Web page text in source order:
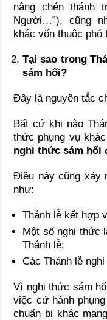
nâng chén thánh
Người…”), cũng
khác vốn thuộc phó
Tại sao trong
sám hối?
Đây là nguyên tắc
Bất cứ khi nào
thức phụng vụ
nghi thức sám hối
Điều này cũng xảy
như:
Thánh lễ kết hợp
Một số nghi thức
Thánh lễ;
Các Thánh lễ
Vì nghi thức sám
việc cử hành
chuẩn bị khác